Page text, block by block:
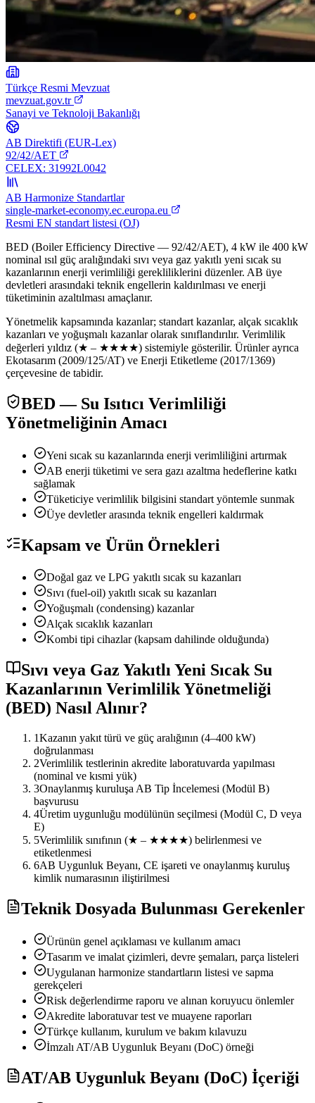
Türkçe Resmi Mevzuat
mevzuat.gov.tr
Sanayi ve Teknoloji Bakanlığı
AB Direktifi (EUR-Lex)
92/42/AET
CELEX: 31992L0042
AB Harmonize Standartlar
single-market-economy.ec.europa.eu
Resmi EN standart listesi (OJ)
BED (Boiler Efficiency Directive — 92/42/AET), 4 kW ile 400 kW
nominal ısıl güç aralığındaki sıvı veya gaz yakıtlı yeni sıcak su
kazanlarının enerji verimliliği gerekliliklerini düzenler. AB üye
devletleri arasındaki teknik engellerin kaldırılması ve enerji
tüketiminin azaltılması amaçlanır.
Yönetmelik kapsamında kazanlar; standart kazanlar, alçak sıcaklık
kazanları ve yoğuşmalı kazanlar olarak sınıflandırılır. Verimlilik
değerleri yıldız (★ – ★★★★) sistemiyle gösterilir. Ürünler ayrıca
Ekotasarım (2009/125/AT) ve Enerji Etiketleme (2017/1369)
çerçevesine de tabidir.
BED — Su Isıtıcı Verimliliği
Yönetmeliğinin Amacı
Yeni sıcak su kazanlarında enerji verimliliğini artırmak
AB enerji tüketimi ve sera gazı azaltma hedeflerine katkı
sağlamak
Tüketiciye verimlilik bilgisini standart yöntemle sunmak
Üye devletler arasında teknik engelleri kaldırmak
Kapsam ve Ürün Örnekleri
Doğal gaz ve LPG yakıtlı sıcak su kazanları
Sıvı (fuel-oil) yakıtlı sıcak su kazanları
Yoğuşmalı (condensing) kazanlar
Alçak sıcaklık kazanları
Kombi tipi cihazlar (kapsam dahilinde olduğunda)
Sıvı veya Gaz Yakıtlı Yeni Sıcak Su
Kazanlarının Verimlilik Yönetmeliği
(BED) Nasıl Alınır?
1Kazanın yakıt türü ve güç aralığının (4–400 kW)
doğrulanması
2Verimlilik testlerinin akredite laboratuvarda yapılması
(nominal ve kısmi yük)
3Onaylanmış kuruluşa AB Tip İncelemesi (Modül B)
başvurusu
4Üretim uygunluğu modülünün seçilmesi (Modül C, D veya
E)
5Verimlilik sınıfının (★ – ★★★★) belirlenmesi ve
etiketlenmesi
6AB Uygunluk Beyanı, CE işareti ve onaylanmış kuruluş
kimlik numarasının iliştirilmesi
Teknik Dosyada Bulunması Gerekenler
Ürünün genel açıklaması ve kullanım amacı
Tasarım ve imalat çizimleri, devre şemaları, parça listeleri
Uygulanan harmonize standartların listesi ve sapma
gerekçeleri
Risk değerlendirme raporu ve alınan koruyucu önlemler
Akredite laboratuvar test ve muayene raporları
Türkçe kullanım, kurulum ve bakım kılavuzu
İmzalı AT/AB Uygunluk Beyanı (DoC) örneği
AT/AB Uygunluk Beyanı (DoC) İçeriği